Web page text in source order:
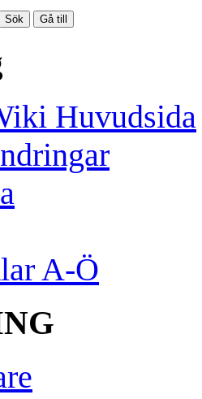
Huvudsida
A-Ö